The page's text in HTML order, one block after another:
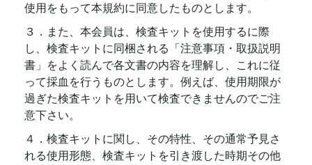
使用をもって本規約に同意したものとします。
３．また、本会員は、検査キットを使用するに際
し、検査キットに同梱される「注意事項・取扱説明
書」をよく読んで各文書の内容を理解し、これに従
って採血を行うものとします。例えば、使用期限が
過ぎた検査キットを用いて検査できませんのでご注
意下さい。
４．検査キットに関し、その特性、その通常予見さ
れる使用形態、検査キットを引き渡した時期その他